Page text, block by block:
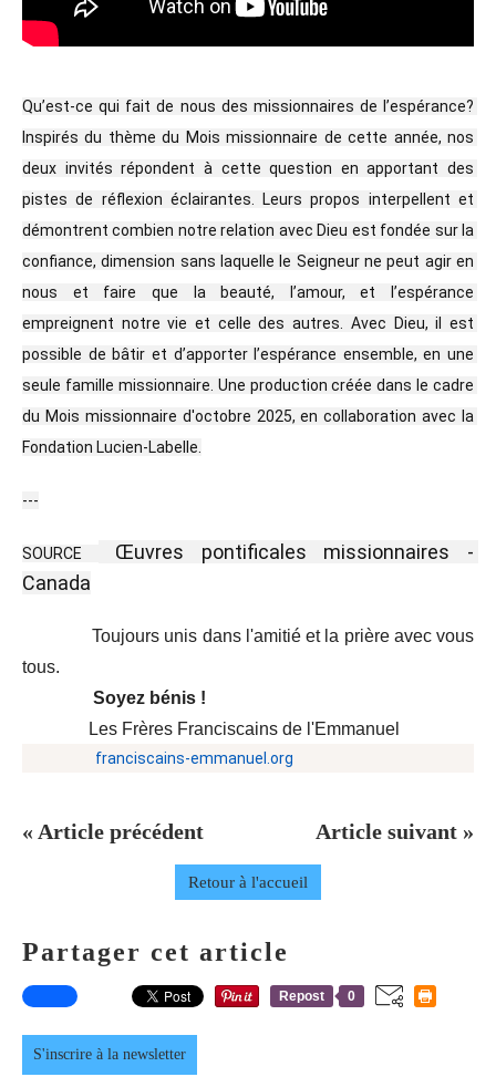
Qu’est-ce qui fait de nous des missionnaires de l’espérance?
Inspirés du thème du Mois missionnaire de cette année, nos
deux invités répondent à cette question en apportant des
pistes de réflexion éclairantes. Leurs propos interpellent et
démontrent combien notre relation avec Dieu est fondée sur la
confiance, dimension sans laquelle le Seigneur ne peut agir en
nous et faire que la beauté, l’amour, et l’espérance
empreignent notre vie et celle des autres. Avec Dieu, il est
possible de bâtir et d’apporter l’espérance ensemble, en une
seule famille missionnaire. Une production créée dans le cadre
du Mois missionnaire d'octobre 2025, en collaboration avec la
Fondation Lucien-Labelle.
---
SOURCE
Œuvres pontificales missionnaires -
Canada
Toujours unis dans l'amitié et la prière avec vous
tous.
Soyez bénis !
Les Frères Franciscains de l'Emmanuel
franciscains-emmanuel.org
« Article précédent Article suivant »
Retour à l'accueil
Partager cet article
Repost 0
S'inscrire à la newsletter